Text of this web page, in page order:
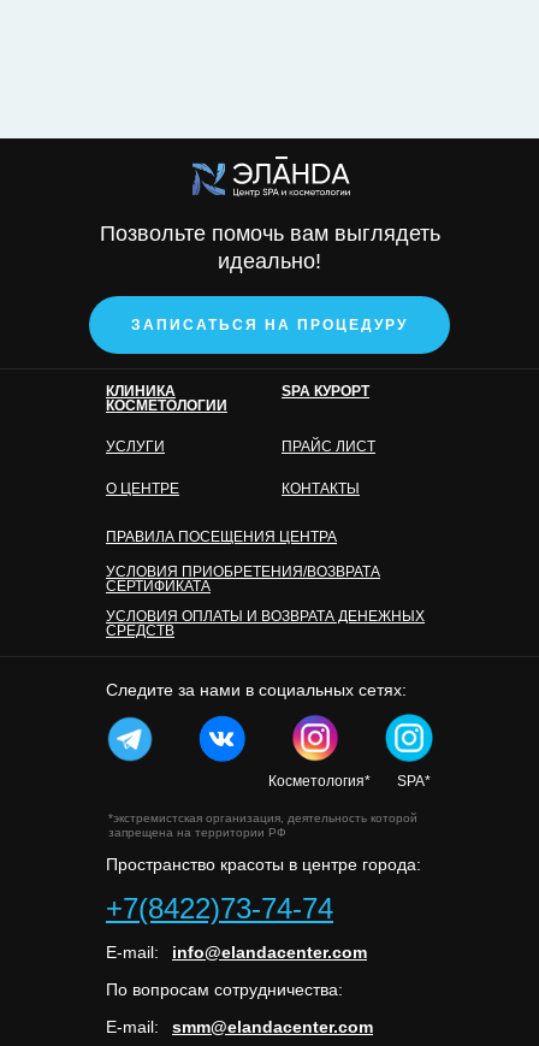
УСЛУГИ
О ЦЕНТРЕ
ПРАЙС ЛИСТ
ПРАВИЛА ПОСЕЩЕНИЯ ЦЕНТРА
УСЛОВИЯ ПРИОБРЕТЕНИЯ/ВОЗВРАТА
СЕРТИФИКАТА
УСЛОВИЯ ОПЛАТЫ И ВОЗВРАТА ДЕНЕЖНЫХ
СРЕДСТВ
Позвольте помочь вам выглядеть
идеально!
ЗАПИСАТЬСЯ НА ПРОЦЕДУРУ
КОНТАКТЫ
Следите за нами в социальных сетях:
+7(8422)73-74-74
Пространство красоты в центре города:
По вопросам сотрудничества:
E-mail:
E-mail: smm@elandacenter.com
info@elandacenter.com
Косметология* SPA*
*экстремистская организация, деятельность которой
запрещена на территории РФ
КЛИНИКА
КОСМЕТОЛОГИИ
SPA КУРОРТ